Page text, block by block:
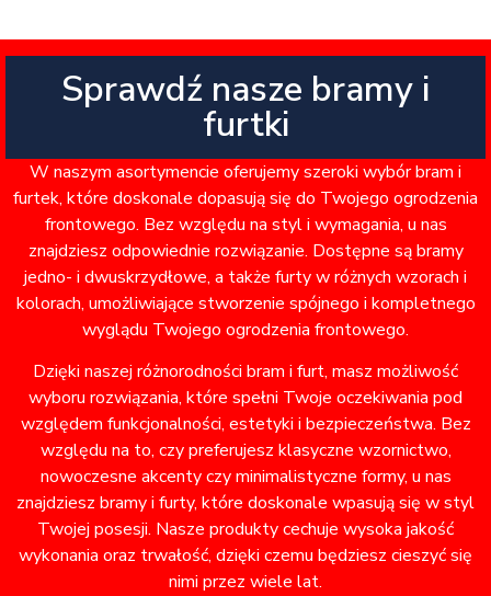
Sprawdź nasze bramy i
furtki
W naszym asortymencie oferujemy szeroki wybór bram i
furtek, które doskonale dopasują się do Twojego ogrodzenia
frontowego. Bez względu na styl i wymagania, u nas
znajdziesz odpowiednie rozwiązanie. Dostępne są bramy
jedno- i dwuskrzydłowe, a także furty w różnych wzorach i
kolorach, umożliwiające stworzenie spójnego i kompletnego
wyglądu Twojego ogrodzenia frontowego.
Dzięki naszej różnorodności bram i furt, masz możliwość
wyboru rozwiązania, które spełni Twoje oczekiwania pod
względem funkcjonalności, estetyki i bezpieczeństwa. Bez
względu na to, czy preferujesz klasyczne wzornictwo,
nowoczesne akcenty czy minimalistyczne formy, u nas
znajdziesz bramy i furty, które doskonale wpasują się w styl
Twojej posesji. Nasze produkty cechuje wysoka jakość
wykonania oraz trwałość, dzięki czemu będziesz cieszyć się
nimi przez wiele lat.